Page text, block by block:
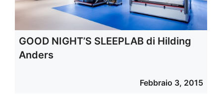
GOOD NIGHT’S SLEEPLAB di Hilding
Anders
Febbraio 3, 2015